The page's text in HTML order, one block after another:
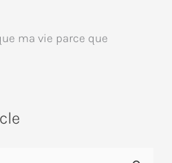
ma vie parce que